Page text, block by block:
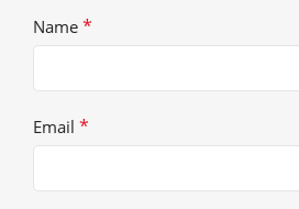
Name *
Email *